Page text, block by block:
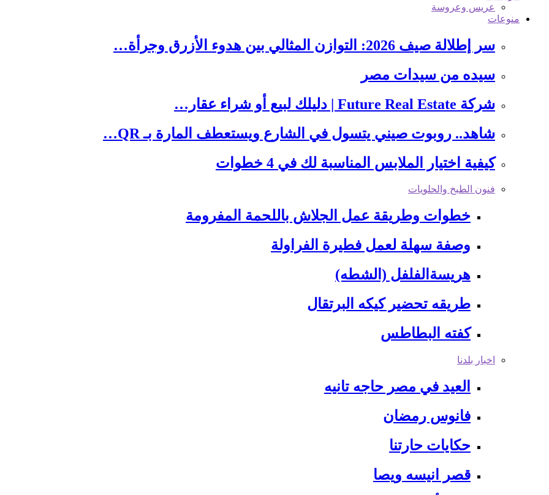
عريس وعروسة
منوعات
سر إطلالة صيف 2026: التوازن المثالي بين هدوء الأزرق وجرأة…
سيده من سيدات مصر
شركة Future Real Estate | دليلك لبيع أو شراء عقار…
شاهد.. روبوت صيني يتسول في الشارع ويستعطف المارة بـ QR…
كيفية اختيار الملابس المناسبة لك في 4 خطوات
فنون الطبخ والحلويات
خطوات وطريقة عمل الجلاش باللحمة المفرومة
وصفة سهلة لعمل فطيرة الفراولة
هريسةالفلفل (الشطه)
طريقه تحضير كيكه البرتقال
كفته البطاطس
اخبار بلدنا
العيد في مصر حاجه تانيه
فانوس رمضان
حكايات حارتنا
قصر انيسه ويصا